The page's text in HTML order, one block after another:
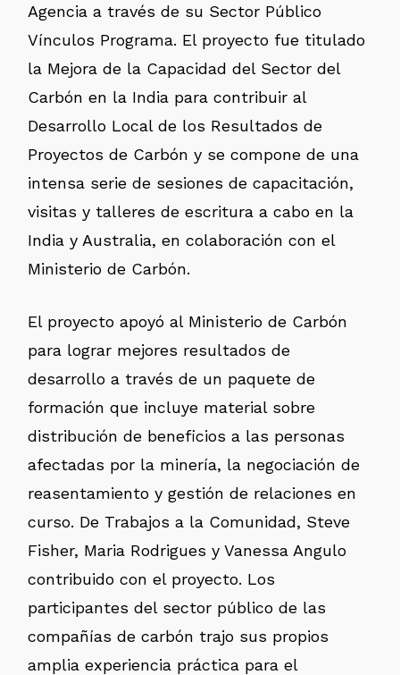
Agencia a través de su Sector Público
Vínculos Programa. El proyecto fue titulado
la Mejora de la Capacidad del Sector del
Carbón en la India para contribuir al
Desarrollo Local de los Resultados de
Proyectos de Carbón y se compone de una
intensa serie de sesiones de capacitación,
visitas y talleres de escritura a cabo en la
India y Australia, en colaboración con el
Ministerio de Carbón.
El proyecto apoyó al Ministerio de Carbón
para lograr mejores resultados de
desarrollo a través de un paquete de
formación que incluye material sobre
distribución de beneficios a las personas
afectadas por la minería, la negociación de
reasentamiento y gestión de relaciones en
curso. De Trabajos a la Comunidad, Steve
Fisher, Maria Rodrigues y Vanessa Angulo
contribuido con el proyecto. Los
participantes del sector público de las
compañías de carbón trajo sus propios
amplia experiencia práctica para el